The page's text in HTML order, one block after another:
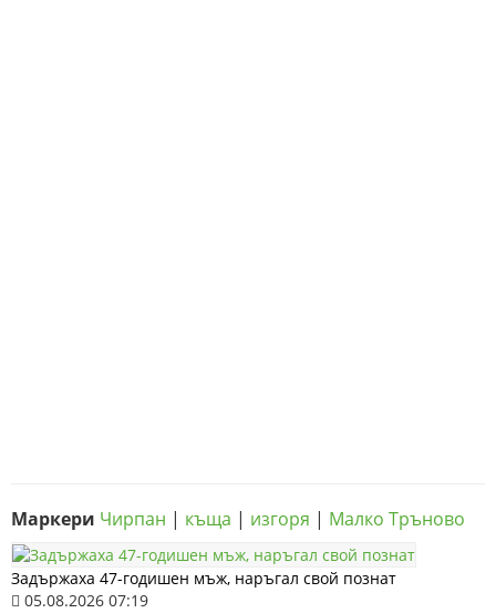
Маркери Чирпан | къща | изгоря | Малко Тръново
Задържаха 47-годишен мъж, наръгал свой познат
05.08.2026 07:19